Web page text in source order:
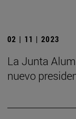
02 | 11 | 2023
La Junta
nuevo